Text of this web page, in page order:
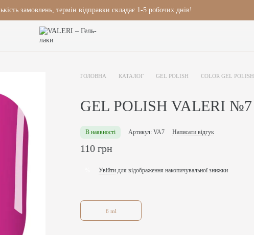
замовлень, термін відправки складає 1-5 робочих днів!
ГОЛОВНА КАТАЛОГ GEL POLISH COLOR GEL POLISH
GEL POLISH VALERI №7
В наявності Артикул: VA7 Написати відгук
110 грн
Увійти для відображення накопичувальної знижки
6 ml